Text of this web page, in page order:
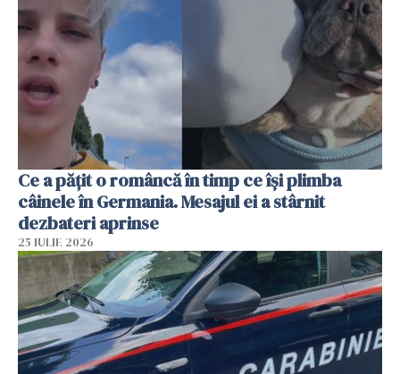
Ce a pățit o româncă în timp ce își plimba
câinele în Germania. Mesajul ei a stârnit
dezbateri aprinse
25 IULIE 2026